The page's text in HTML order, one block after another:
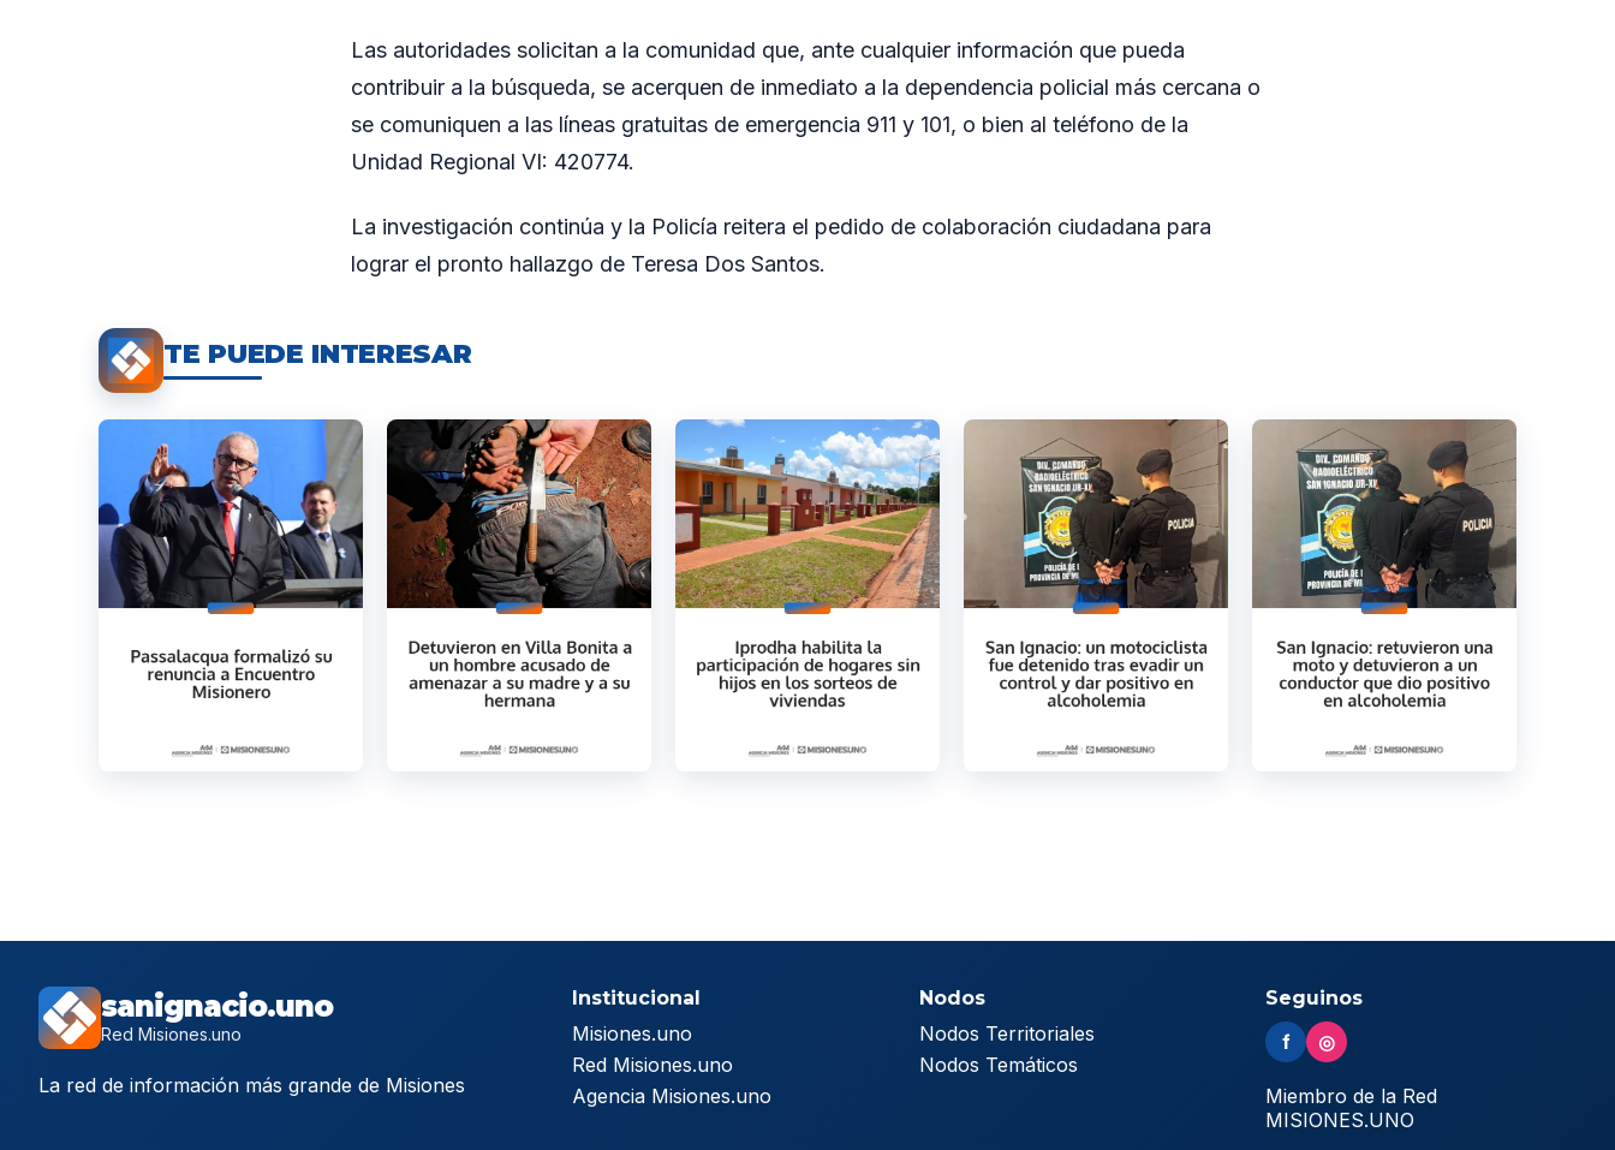
Las autoridades solicitan a la comunidad que, ante cualquier información que pueda
contribuir a la búsqueda, se acerquen de inmediato a la dependencia policial más cercana o
se comuniquen a las líneas gratuitas de emergencia 911 y 101, o bien al teléfono de la
Unidad Regional VI: 420774.
La investigación continúa y la Policía reitera el pedido de colaboración ciudadana para
lograr el pronto hallazgo de Teresa Dos Santos.
TE PUEDE INTERESAR
sanignacio.uno
Red Misiones.uno
La red de información más grande de Misiones
Institucional
Misiones.uno
Red Misiones.uno
Agencia Misiones.uno
Nodos
Nodos Territoriales
Nodos Temáticos
Seguinos
f ◎
Miembro de la Red
MISIONES.UNO